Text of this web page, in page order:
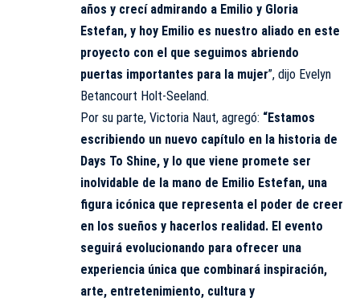
años y crecí admirando a Emilio y Gloria
Estefan, y hoy Emilio es nuestro aliado en este
proyecto con el que seguimos abriendo
puertas importantes para la mujer”, dijo Evelyn
Betancourt Holt-Seeland.
Por su parte, Victoria Naut, agregó: “Estamos
escribiendo un nuevo capítulo en la historia de
Days To Shine, y lo que viene promete ser
inolvidable de la mano de Emilio Estefan, una
figura icónica que representa el poder de creer
en los sueños y hacerlos realidad. El evento
seguirá evolucionando para ofrecer una
experiencia única que combinará inspiración,
arte, entretenimiento, cultura y